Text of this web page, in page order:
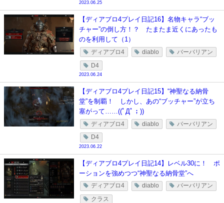
2023.06.25
【ディアブロ4プレイ日記16】名物キャラ“ブッ
チャー”の倒し方！？ たまたま近くにあったも
のを利用して（1）
ディアブロ4 diablo バーバリアン
D4
2023.06.24
【ディアブロ4プレイ日記15】“神聖なる納骨
堂”を制覇！ しかし、あの“ブッチャー”が立ち
塞がって……((ﾟДﾟ；))
ディアブロ4 diablo バーバリアン
D4
2023.06.22
【ディアブロ4プレイ日記14】レベル30に！ ポ
ーションを強めつつ“神聖なる納骨堂”へ
ディアブロ4 diablo バーバリアン
クラス